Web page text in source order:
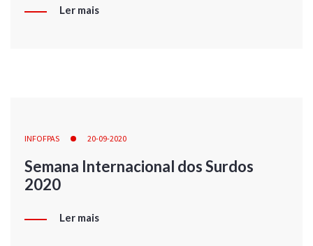
Ler mais
INFOFPAS 20-09-2020
Semana Internacional dos Surdos
2020
Ler mais